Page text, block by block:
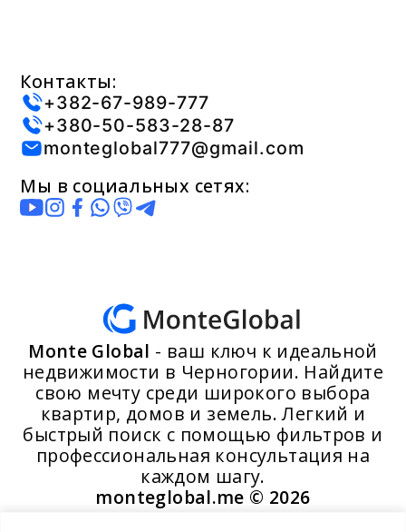
Контакты:
+382-67-989-777
+380-50-583-28-87
monteglobal777@gmail.com
Мы в социальных сетях:
Monte Global - ваш ключ к идеальной
недвижимости в Черногории. Найдите
свою мечту среди широкого выбора
квартир, домов и земель. Легкий и
быстрый поиск с помощью фильтров и
профессиональная консультация на
каждом шагу.
monteglobal.me © 2026